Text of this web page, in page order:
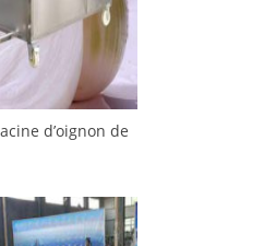
d’oignon de